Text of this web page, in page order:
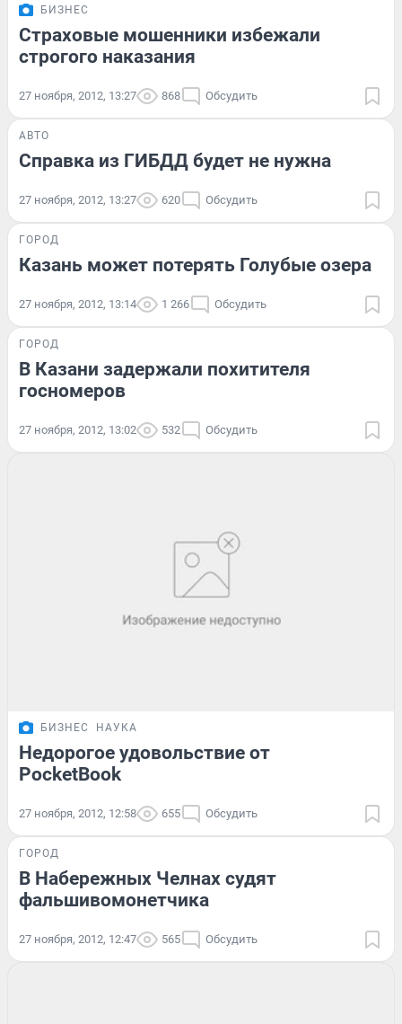
БИЗНЕС
Страховые мошенники избежали
строгого наказания
27 ноября, 2012, 13:27 868 Обсудить
АВТО
Справка из ГИБДД будет не нужна
27 ноября, 2012, 13:27 620 Обсудить
ГОРОД
Казань может потерять Голубые озера
27 ноября, 2012, 13:14 1 266 Обсудить
ГОРОД
В Казани задержали похитителя
госномеров
27 ноября, 2012, 13:02 532 Обсудить
БИЗНЕС НАУКА
Недорогое удовольствие от
PocketBook
27 ноября, 2012, 12:58 655 Обсудить
ГОРОД
В Набережных Челнах судят
фальшивомонетчика
27 ноября, 2012, 12:47 565 Обсудить